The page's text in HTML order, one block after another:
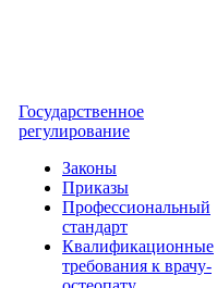
Государственное
регулирование
Законы
Приказы
Профессиональный
стандарт
Квалификационные
требования к врачу-